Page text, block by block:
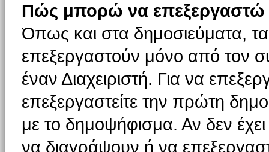
Πώς μπορώ να
Όπως και στα δημοσιεύματα,
επεξεργαστούν μόνο από τον
έναν Διαχειριστή. Για να
επεξεργαστείτε την πρώτη
με το δημοψήφισμα. Αν δεν
να διαγράψουν ή να